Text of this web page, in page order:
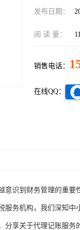
发布日期：
阅 读 量：
销售电话：
在线QQ：
意识到财务管理的重
服务机构，我们深知
享关于代理记账服务